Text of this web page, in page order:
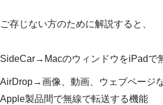
ご存じない方のために解説すると、
SideCar→MacのウィンドウをiPadで
AirDrop→画像、動画、ウェブページ
Apple製品間で無線で転送する機能